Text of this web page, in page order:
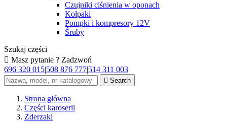
Czujniki ciśnienia w oponach
Kołpaki
Pompki i kompresory 12V
Śruby
Szukaj części
 Masz pytanie ? Zadzwoń
696 320 015|508 876 777|514 311 003
 Search
Strona główna
Części karoserii
Zderzaki